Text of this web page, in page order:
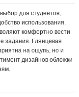
для студентов,
использования.
комфортно вести
задания. Глянцевая
на ощупь, но и
дизайнов обложки